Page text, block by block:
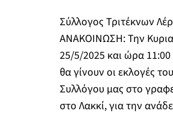
Σύλλογος Τριτέκνων
ΑΝΑΚΟΙΝΩΣΗ: Την
25/5/2025 και ώρα 11:00
θα γίνουν οι εκλογές του
Συλλόγου μας στο
στο Λακκί, για την